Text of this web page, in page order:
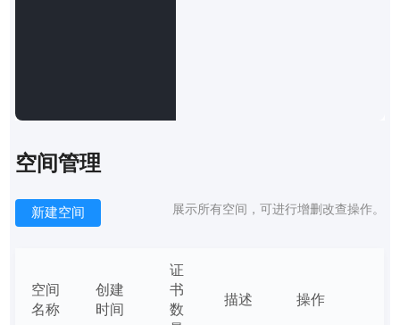
空间管理
新建空间 展示所有空间，可进行增删改查操作。
空间
名称
创建
时间
证
书
数
描述 操作